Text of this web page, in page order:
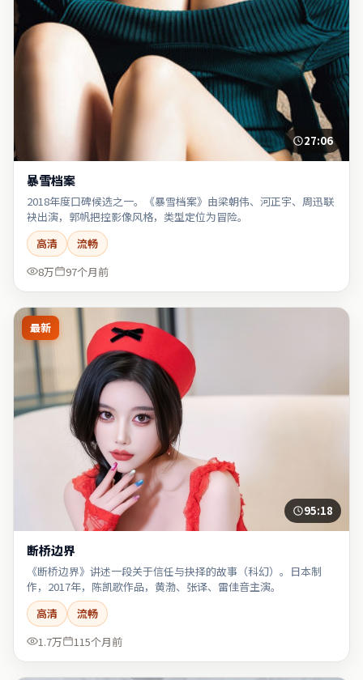
27:06
暴雪档案
2018年度口碑候选之一。《暴雪档案》由梁朝伟、河正宇、周迅联
袂出演，郭帆把控影像风格，类型定位为冒险。
高清
流畅
8万
97个月前
最新
95:18
断桥边界
《断桥边界》讲述一段关于信任与抉择的故事（科幻）。日本制
作，2017年，陈凯歌作品，黄渤、张译、雷佳音主演。
高清
流畅
1.7万
115个月前